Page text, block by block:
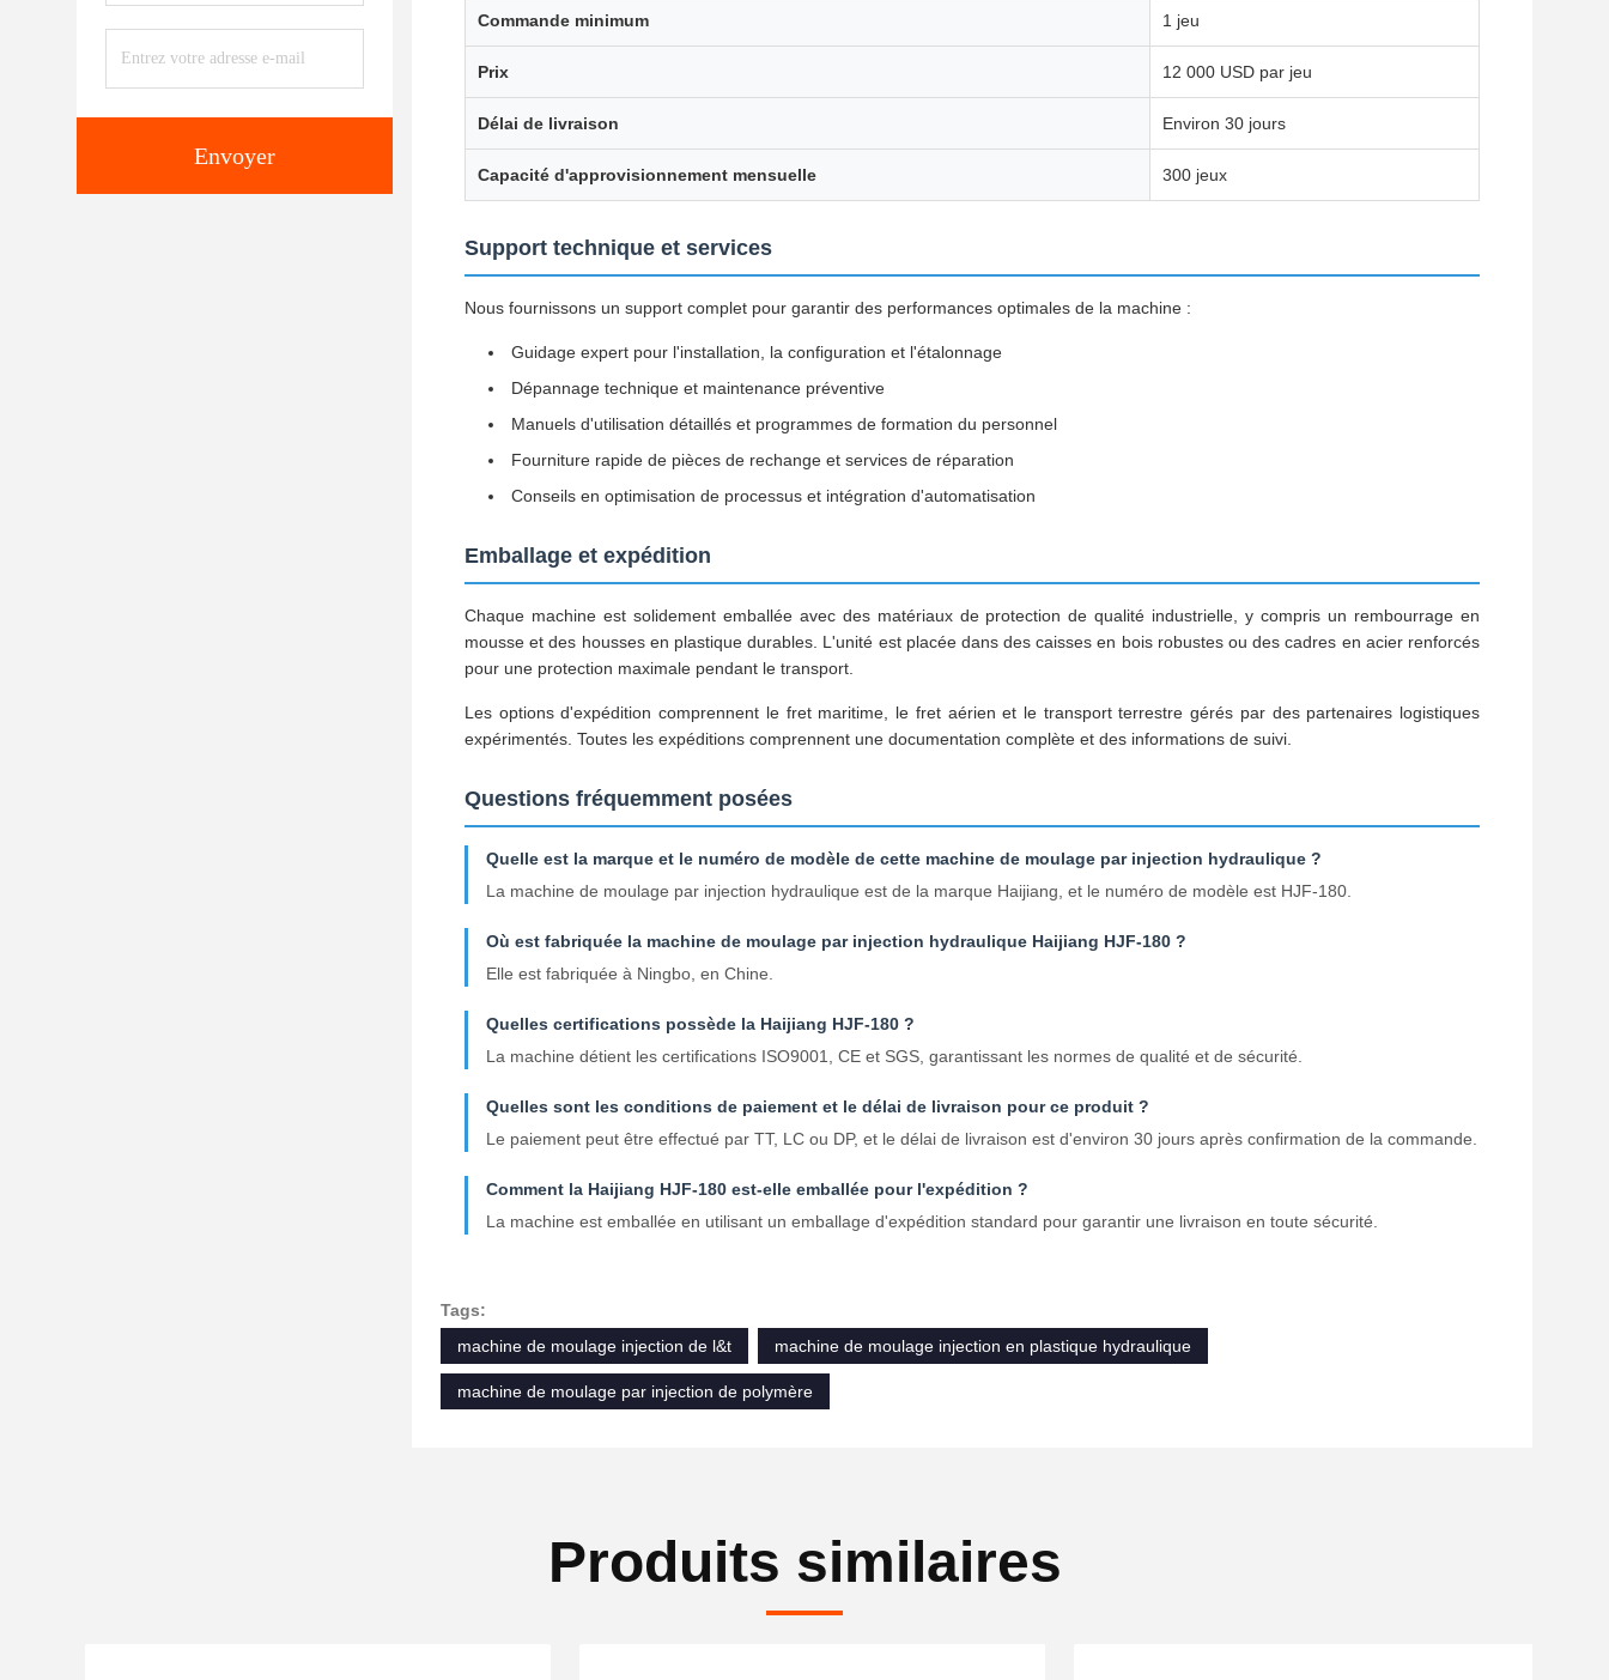
Envoyer
Commande minimum 1 jeu
Prix 12 000 USD par jeu
Délai de livraison Environ 30 jours
Capacité d'approvisionnement mensuelle 300 jeux
Support technique et services
Nous fournissons un support complet pour garantir des performances optimales de la machine :
Guidage expert pour l'installation, la configuration et l'étalonnage
Dépannage technique et maintenance préventive
Manuels d'utilisation détaillés et programmes de formation du personnel
Fourniture rapide de pièces de rechange et services de réparation
Conseils en optimisation de processus et intégration d'automatisation
Emballage et expédition
Chaque machine est solidement emballée avec des matériaux de protection de qualité industrielle, y compris un rembourrage en
mousse et des housses en plastique durables. L'unité est placée dans des caisses en bois robustes ou des cadres en acier renforcés
pour une protection maximale pendant le transport.
Les options d'expédition comprennent le fret maritime, le fret aérien et le transport terrestre gérés par des partenaires logistiques
expérimentés. Toutes les expéditions comprennent une documentation complète et des informations de suivi.
Questions fréquemment posées
Quelle est la marque et le numéro de modèle de cette machine de moulage par injection hydraulique ?
La machine de moulage par injection hydraulique est de la marque Haijiang, et le numéro de modèle est HJF-180.
Où est fabriquée la machine de moulage par injection hydraulique Haijiang HJF-180 ?
Elle est fabriquée à Ningbo, en Chine.
Quelles certifications possède la Haijiang HJF-180 ?
La machine détient les certifications ISO9001, CE et SGS, garantissant les normes de qualité et de sécurité.
Quelles sont les conditions de paiement et le délai de livraison pour ce produit ?
Le paiement peut être effectué par TT, LC ou DP, et le délai de livraison est d'environ 30 jours après confirmation de la commande.
Comment la Haijiang HJF-180 est-elle emballée pour l'expédition ?
La machine est emballée en utilisant un emballage d'expédition standard pour garantir une livraison en toute sécurité.
Tags:
machine de moulage injection de l&t
machine de moulage injection en plastique hydraulique
machine de moulage par injection de polymère
Produits similaires